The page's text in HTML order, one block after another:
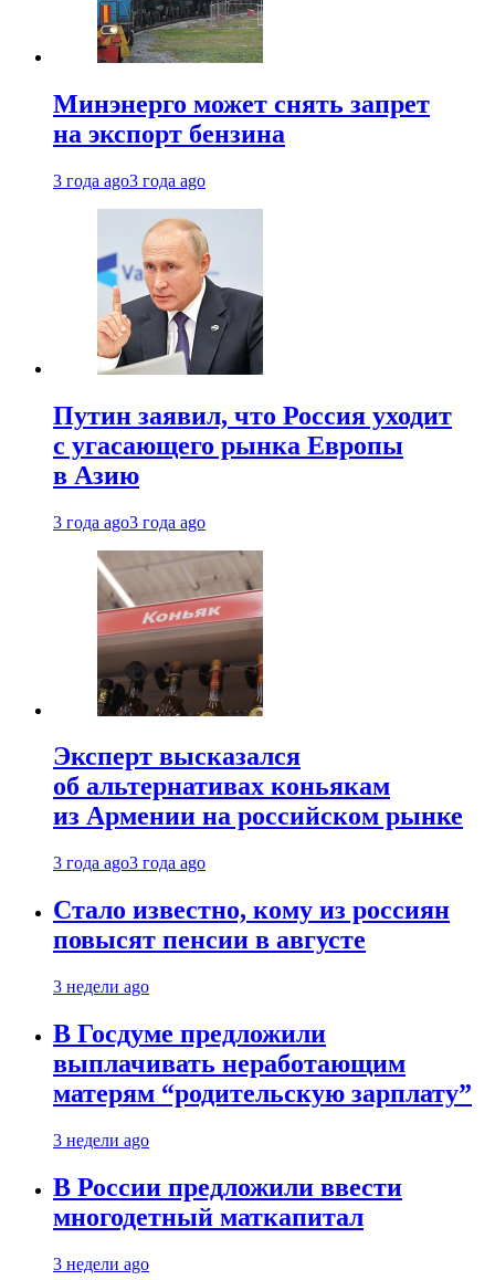
Минэнерго может снять запрет
на экспорт бензина
3 года ago3 года ago
Путин заявил, что Россия уходит
с угасающего рынка Европы
в Азию
3 года ago3 года ago
Эксперт высказался
об альтернативах коньякам
из Армении на российском рынке
3 года ago3 года ago
Стало известно, кому из россиян
повысят пенсии в августе
3 недели ago
В Госдуме предложили
выплачивать неработающим
матерям “родительскую зарплату”
3 недели ago
В России предложили ввести
многодетный маткапитал
3 недели ago